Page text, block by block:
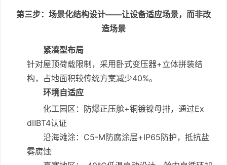
第三步：场景化结构设计——让设备适应场景，而非改
造场景
紧凑型布局
针对屋顶荷载限制，采用卧式变压器+立体拼装结
构，占地面积较传统方案减少40%。
环境自适应
化工园区：防爆正压舱+铜镀镍母排，通过Ex
dⅡBT4认证
沿海滩涂：C5-M防腐涂层+IP65防护，抵抗盐
雾腐蚀